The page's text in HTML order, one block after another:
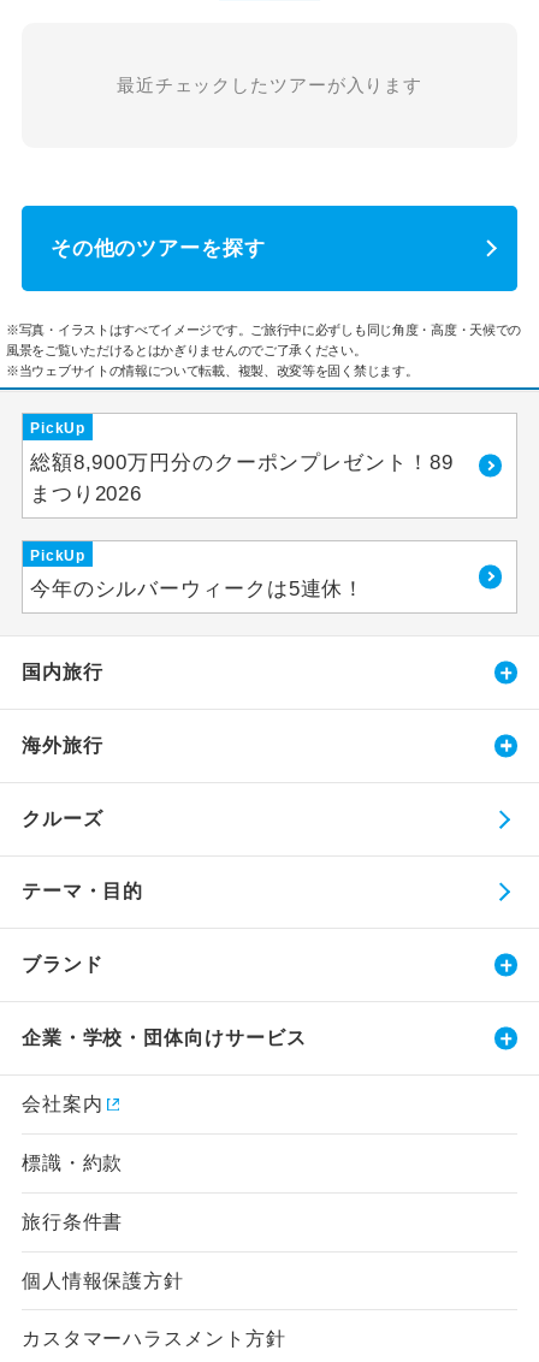
最近チェックしたツアーが入ります
その他のツアーを探す
※写真・イラストはすべてイメージです。ご旅行中に必ずしも同じ角度・高度・天候での
風景をご覧いただけるとはかぎりませんのでご了承ください。
※当ウェブサイトの情報について転載、複製、改変等を固く禁じます。
PickUp
総額8,900万円分のクーポンプレゼント！89
まつり2026
PickUp
今年のシルバーウィークは5連休！
国内旅行
海外旅行
クルーズ
テーマ・目的
ブランド
企業・学校・団体向けサービス
会社案内
標識・約款
旅行条件書
個人情報保護方針
カスタマーハラスメント方針